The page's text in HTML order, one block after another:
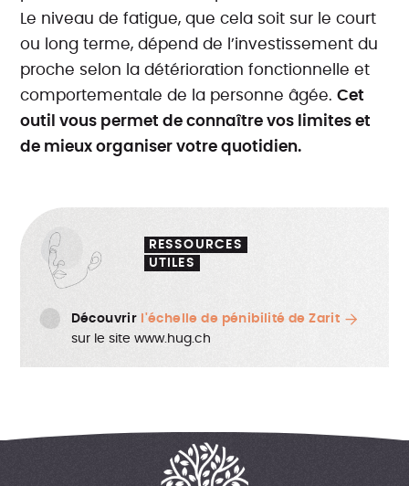
Le niveau de fatigue, que cela soit sur le court
ou long terme, dépend de l’investissement du
proche selon la détérioration fonctionnelle et
comportementale de la personne âgée.Cet
outil vous permet de connaître vos limites et
de mieux organiser votre quotidien.
RESSOURCES
UTILES
Découvrir
l'échelle de pénibilité de Zarit
sur le site www.hug.ch